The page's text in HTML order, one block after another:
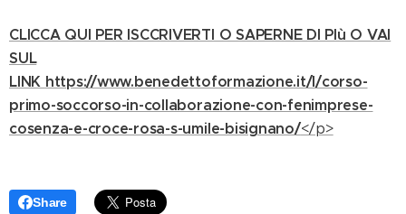
CLICCA QUI PER ISCCRIVERTI O SAPERNE DI PIù O VAI
SUL
LINK https://www.benedettoformazione.it/l/corso-
primo-soccorso-in-collaborazione-con-fenimprese-
cosenza-e-croce-rosa-s-umile-bisignano/</p>
Share